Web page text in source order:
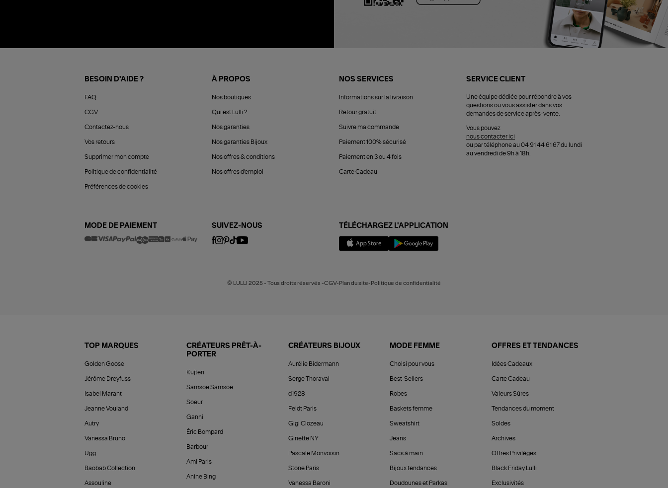
BESOIN D'AIDE ?
FAQ
CGV
Contactez-nous
Vos retours
Supprimer mon compte
Politique de confidentialité
Préférences de cookies
À PROPOS
Nos boutiques
Qui est Lulli ?
Nos garanties
Nos garanties Bijoux
Nos offres & conditions
Nos offres d'emploi
NOS SERVICES
Informations sur la livraison
Retour gratuit
Suivre ma commande
Paiement 100% sécurisé
Paiement en 3 ou 4 fois
Carte Cadeau
SERVICE CLIENT
Une équipe dédiée pour répondre à vos
questions ou vous assister dans vos
demandes de service après-vente.
Vous pouvez
nous contacter ici
ou par téléphone au 04 91 44 61 67 du lundi
au vendredi de 9h à 18h.
MODE DE PAIEMENT SUIVEZ-NOUS TÉLÉCHARGEZ L'APPLICATION
© LULLI 2025 - Tous droits réservés -CGV-Plan du site-Politique de confidentialité
TOP MARQUES
Golden Goose
Jérôme Dreyfuss
Isabel Marant
Jeanne Vouland
Autry
Vanessa Bruno
Ugg
Baobab Collection
Assouline
CRÉATEURS PRÊT-À-
PORTER
Kujten
Samsoe Samsoe
Soeur
Ganni
Éric Bompard
Barbour
Ami Paris
Anine Bing
CRÉATEURS BIJOUX
Aurélie Bidermann
Serge Thoraval
d1928
Feidt Paris
Gigi Clozeau
Ginette NY
Pascale Monvoisin
Stone Paris
Vanessa Baroni
MODE FEMME
Choisi pour vous
Best-Sellers
Robes
Baskets femme
Sweatshirt
Jeans
Sacs à main
Bijoux tendances
Doudounes et Parkas
OFFRES ET TENDANCES
Idées Cadeaux
Carte Cadeau
Valeurs Sûres
Tendances du moment
Soldes
Archives
Offres Privilèges
Black Friday Lulli
Exclusivités